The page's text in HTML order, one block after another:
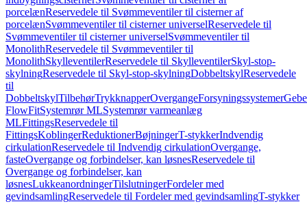
porcelænReservedele til Svømmeventiler til cisterner af
porcelænSvømmeventiler til cisterner universelReservedele til
Svømmeventiler til cisterner universelSvømmeventiler til
MonolithReservedele til Svømmeventiler til
MonolithSkylleventilerReservedele til SkylleventilerSkyl-stop-
skylningReservedele til Skyl-stop-skylningDobbeltskylReservedele
til
DobbeltskylTilbehørTrykknapperOvergangeForsyningssystemer
FlowFitSystemrør MLSystemrør varmeanlæg
MLFittingsReservedele til
FittingsKoblingerReduktionerBøjningerT-stykkerIndvendig
cirkulationReservedele til Indvendig cirkulationOvergange,
fasteOvergange og forbindelser, kan løsnesReservedele til
Overgange og forbindelser, kan
løsnesLukkeanordningerTilslutningerFordeler med
gevindsamlingReservedele til Fordeler med gevindsamlingT-stykker